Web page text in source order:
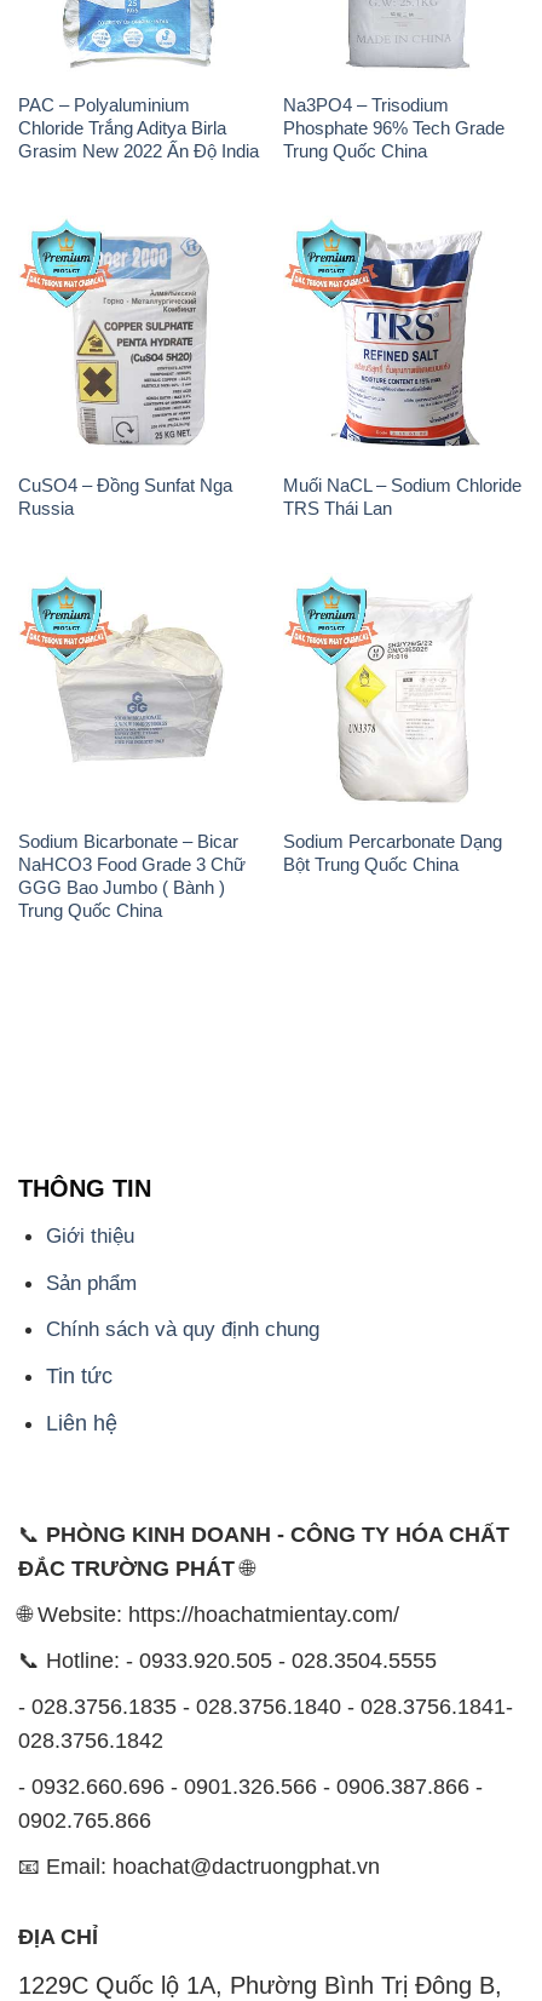
PAC – Polyaluminium
Chloride Trắng Aditya Birla
Grasim New 2022 Ấn Độ India
Na3PO4 – Trisodium
Phosphate 96% Tech Grade
Trung Quốc China
CuSO4 – Đồng Sunfat Nga
Russia
Muối NaCL – Sodium Chloride
TRS Thái Lan
Sodium Bicarbonate – Bicar
NaHCO3 Food Grade 3 Chữ
GGG Bao Jumbo ( Bành )
Trung Quốc China
Sodium Percarbonate Dạng
Bột Trung Quốc China
THÔNG TIN
Giới thiệu
Sản phẩm
Chính sách và quy định chung
Tin tức
Liên hệ
📞 PHÒNG KINH DOANH - CÔNG TY HÓA CHẤT
ĐẮC TRƯỜNG PHÁT🌐
🌐 Website: https://hoachatmientay.com/
📞 Hotline: - 0933.920.505 - 028.3504.5555
- 028.3756.1835 - 028.3756.1840 - 028.3756.1841-
028.3756.1842
- 0932.660.696 - 0901.326.566 - 0906.387.866 -
0902.765.866
📧 Email: hoachat@dactruongphat.vn
ĐỊA CHỈ
1229C Quốc lộ 1A, Phường Bình Trị Đông B,